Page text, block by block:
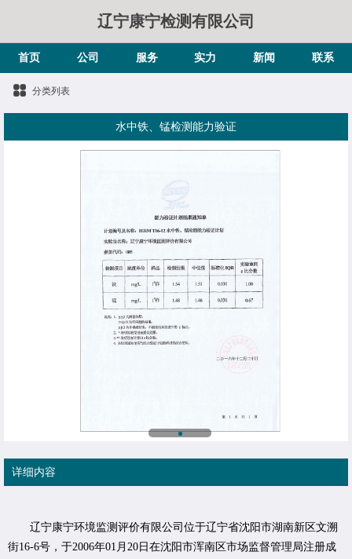
辽宁康宁检测有限公司
首页 公司 服务 实力 新闻 联系
分类列表
水中铁、锰检测能力验证
详细内容
辽宁康宁环境监测评价有限公司位于辽宁省沈阳市湖南新区文溯
街16-6号，于2006年01月20日在沈阳市浑南区市场监督管理局注册成